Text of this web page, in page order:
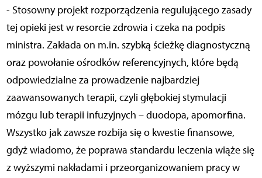
- Stosowny projekt rozporządzenia regulującego zasady
tej opieki jest w resorcie zdrowia i czeka na podpis
ministra. Zakłada on m.in. szybką ścieżkę diagnostyczną
oraz powołanie ośrodków referencyjnych, które będą
odpowiedzialne za prowadzenie najbardziej
zaawansowanych terapii, czyli głębokiej stymulacji
mózgu lub terapii infuzyjnych – duodopa, apomorfina.
Wszystko jak zawsze rozbija się o kwestie finansowe,
gdyż wiadomo, że poprawa standardu leczenia wiąże się
z wyższymi nakładami i przeorganizowaniem pracy w